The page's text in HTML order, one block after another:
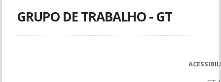
GRUPO DE TRABALHO - GT